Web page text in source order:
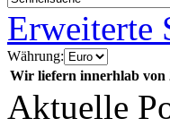
Erweiterte
Währung:
Wir liefern innerhlab von
Aktuelle